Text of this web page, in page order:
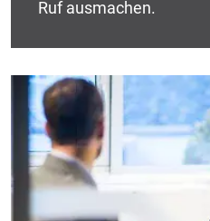
Ruf ausmachen.